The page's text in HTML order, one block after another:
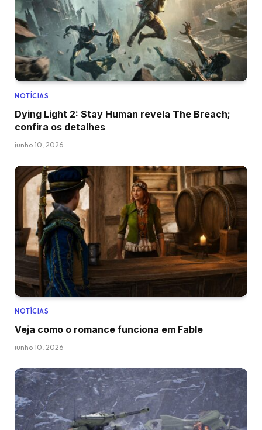
NOTÍCIAS
Dying Light 2: Stay Human revela The Breach;
confira os detalhes
junho 10, 2026
NOTÍCIAS
Veja como o romance funciona em Fable
junho 10, 2026